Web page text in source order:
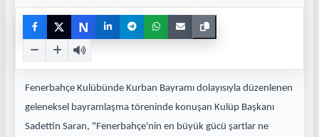
N
Fenerbahçe Kulübünde Kurban Bayramı dolayısıyla düzenlenen
geleneksel bayramlaşma töreninde konuşan Kulüp Başkanı
Sadettin Saran, "Fenerbahçe'nin en büyük gücü şartlar ne